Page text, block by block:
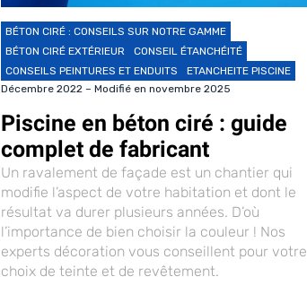
BÉTON CIRÉ : CONSEILS SUR NOTRE GAMME
BÉTON CIRÉ EXTÉRIEUR
CONSEIL ÉTANCHÉITÉ
CONSEILS PEINTURES ET ENDUITS
ETANCHEITE PISCINE
Décembre 2022 – Modifié en novembre 2025
Piscine en béton ciré : guide
complet de fabricant
Un ravalement de façade est un chantier qui
modifie l’aspect de votre habitation et dont le
résultat va durer plusieurs années. D’où
l’importance de bien choisir la couleur ! Nos
experts décoration vous conseillent pour votre
choix de teinte et de revêtement.